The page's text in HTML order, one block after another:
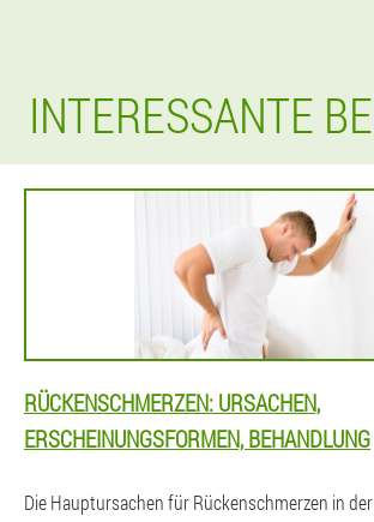
INTERESSANTE
RÜCKENSCHMERZEN: URSACHEN,
ERSCHEINUNGSFORMEN, BEHANDLUNG
Die Hauptursachen für Rückenschmerzen in